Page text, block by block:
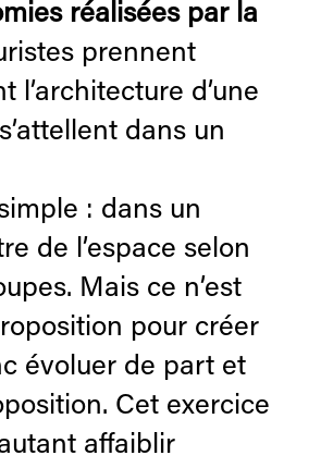
réalisées par la
prennent
d’une
dans un
: dans un
de l’espace selon
Mais ce n’est
pour créer
évoluer de part et
Cet exercice
affaiblir